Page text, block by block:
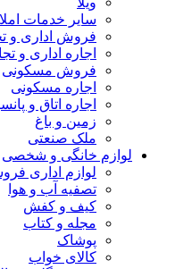
سایر خدمات
فروش اداری و
اجاره اداری و
فروش مسکونی
اجاره مسکونی
اجاره اتاق و
زمین و باغ
ملک صنعتی
لوازم خانگی و شخصی
لوازم اداری
تصفیه آب و هوا
کیف و کفش
مجله و کتاب
پوشاک
کالای خواب